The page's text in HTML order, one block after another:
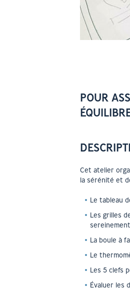
POUR
Cet atelier
la sérénité et
Le tableau
Les grilles
La boule à
Le
Les 5 clefs
Évaluer les